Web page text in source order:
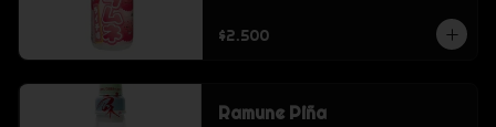
$2.500
Ramune Piña